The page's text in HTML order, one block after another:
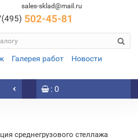
sales-sklad@mail.ru
502-45-81
Галерея работ
Новости
: 0
среднегрузового стеллажа